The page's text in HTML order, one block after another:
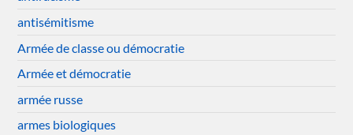
antisémitisme
Armée de classe ou démocratie
Armée et démocratie
armée russe
armes biologiques